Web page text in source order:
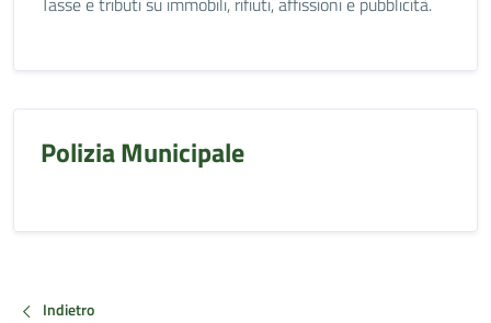
Polizia Municipale
Indietro